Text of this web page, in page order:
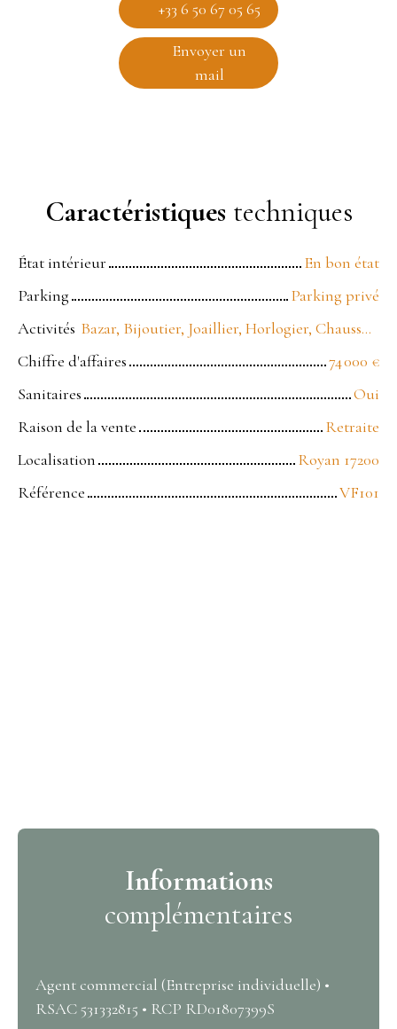
+33 6 50 67 05 65
Envoyer un
mail
Caractéristiques techniques
État intérieur
En bon état
Parking
Parking privé
Activités
Bazar, Bijoutier, Joaillier, Horlogier, Chaussure, Maroquinerie
Chiffre d'affaires
74 000 €
Sanitaires
Oui
Raison de la vente
Retraite
Localisation
Royan 17200
Référence
VF101
Informations
complémentaires
Agent commercial (Entreprise individuelle) •
RSAC 531332815 • RCP RD01807399S